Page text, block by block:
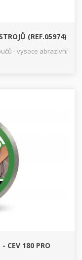
(REF.05974)
- vysoce abrazivní
CEV 180 PRO